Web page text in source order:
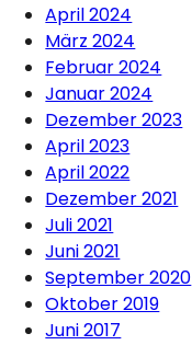
April 2024
März 2024
Februar 2024
Januar 2024
Dezember 2023
April 2023
April 2022
Dezember 2021
Juli 2021
Juni 2021
September 2020
Oktober 2019
Juni 2017